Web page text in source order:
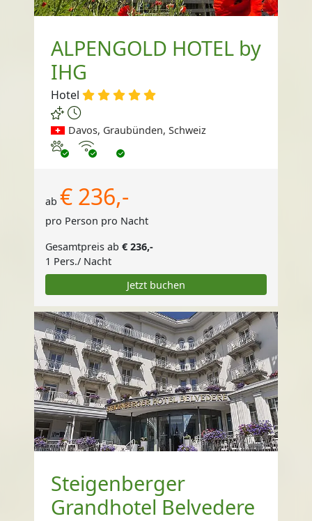
ALPENGOLD HOTEL by
IHG
Hotel
Davos, Graubünden, Schweiz
Haustiere erlaubt
Internet
ab € 236,-
pro Person pro Nacht
Gesamtpreis ab € 236,-
1 Pers./ Nacht
Jetzt buchen
Steigenberger
Grandhotel Belvedere